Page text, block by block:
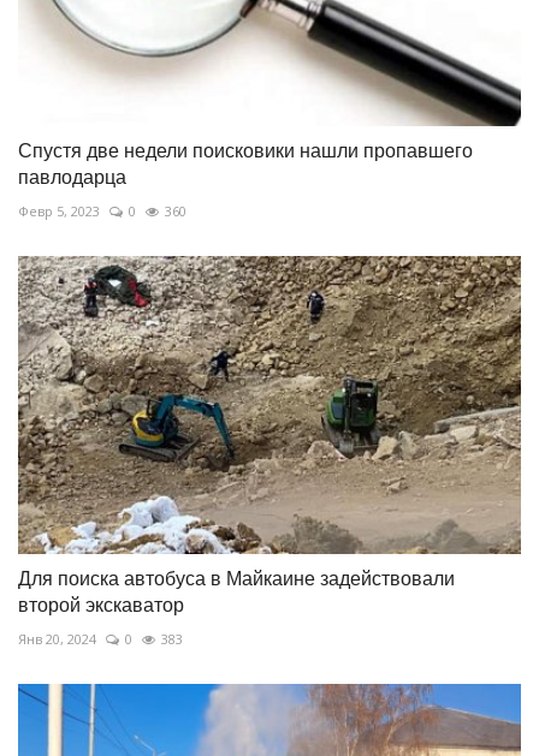
Спустя две недели поисковики нашли пропавшего
павлодарца
Февр 5, 2023 0 360
Для поиска автобуса в Майкаине задействовали
второй экскаватор
Янв 20, 2024 0 383